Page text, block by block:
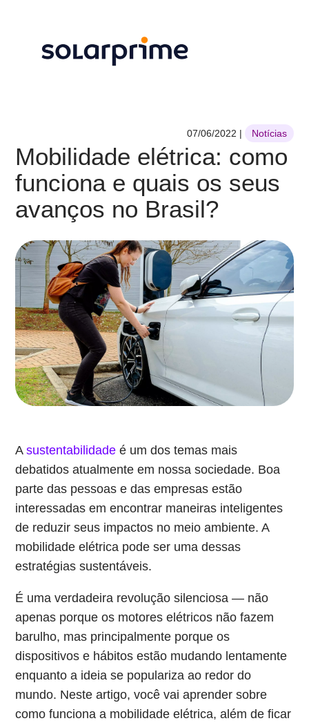
Mobilidade elétrica: como
funciona e quais os seus
avanços no Brasil?
07/06/2022 | Notícias
Asustentabilidade é um dos temas mais
debatidos atualmente em nossa sociedade. Boa
parte das pessoas e das empresas estão
interessadas em encontrar maneiras inteligentes
de reduzir seus impactos no meio ambiente. A
mobilidade elétrica pode ser uma dessas
estratégias sustentáveis.
É uma verdadeira revolução silenciosa — não
apenas porque os motores elétricos não fazem
barulho, mas principalmente porque os
dispositivos e hábitos estão mudando lentamente
enquanto a ideia se populariza ao redor do
mundo. Neste artigo, você vai aprender sobre
como funciona a mobilidade elétrica, além de ficar